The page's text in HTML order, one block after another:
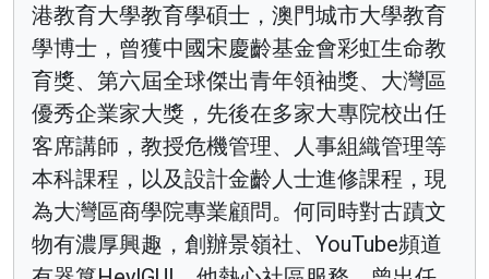
港教育大學教育學碩士，澳門城市大學教育
學博士，曾獲中國宋慶齡基金會彩虹生命教
育獎、第六屆全球傑出青年領袖獎、大灣區
優秀企業家大獎，先後在多家大專院校出任
客席講師，教授危機管理、人事組織管理等
本科課程，以及設計金齡人士進修課程，現
為大灣區商學院專業顧問。何同時對古蹟文
物有濃厚興趣，創辦景嶺社、YouTube頻道